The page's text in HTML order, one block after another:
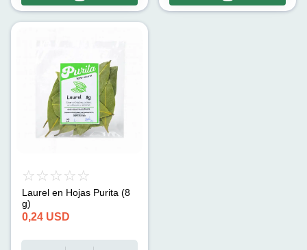
Laurel en Hojas Purita (8
g)
0,24 USD